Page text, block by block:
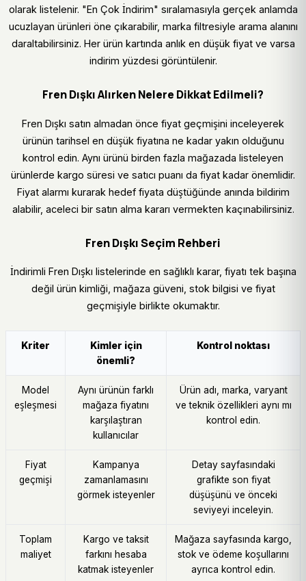
olarak listelenir. "En Çok İndirim" sıralamasıyla gerçek anlamda
ucuzlayan ürünleri öne çıkarabilir, marka filtresiyle arama alanını
daraltabilirsiniz. Her ürün kartında anlık en düşük fiyat ve varsa
indirim yüzdesi görüntülenir.
Fren Dışkı Alırken Nelere Dikkat Edilmeli?
Fren Dışkı satın almadan önce fiyat geçmişini inceleyerek
ürünün tarihsel en düşük fiyatına ne kadar yakın olduğunu
kontrol edin. Aynı ürünü birden fazla mağazada listeleyen
ürünlerde kargo süresi ve satıcı puanı da fiyat kadar önemlidir.
Fiyat alarmı kurarak hedef fiyata düştüğünde anında bildirim
alabilir, aceleci bir satın alma kararı vermekten kaçınabilirsiniz.
Fren Dışkı Seçim Rehberi
İndirimli Fren Dışkı listelerinde en sağlıklı karar, fiyatı tek başına
değil ürün kimliği, mağaza güveni, stok bilgisi ve fiyat
geçmişiyle birlikte okumaktır.
Kriter
Kimler için
önemli?
Kontrol noktası
Model
eşleşmesi
Aynı ürünün farklı
mağaza fiyatını
karşılaştıran
kullanıcılar
Ürün adı, marka, varyant
ve teknik özellikleri aynı mı
kontrol edin.
Fiyat
geçmişi
Kampanya
zamanlamasını
görmek isteyenler
Detay sayfasındaki
grafikte son fiyat
düşüşünü ve önceki
seviyeyi inceleyin.
Toplam
maliyet
Kargo ve taksit
farkını hesaba
katmak isteyenler
Mağaza sayfasında kargo,
stok ve ödeme koşullarını
ayrıca kontrol edin.